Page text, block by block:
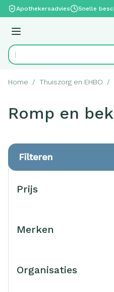
Ga naar de inhoud
Apothekersadvies Snelle
Menu
Product, merk, categorie...
Home / Thuiszorg en EHBO /
Romp en
Filteren
Prijs
Merken
Organisaties